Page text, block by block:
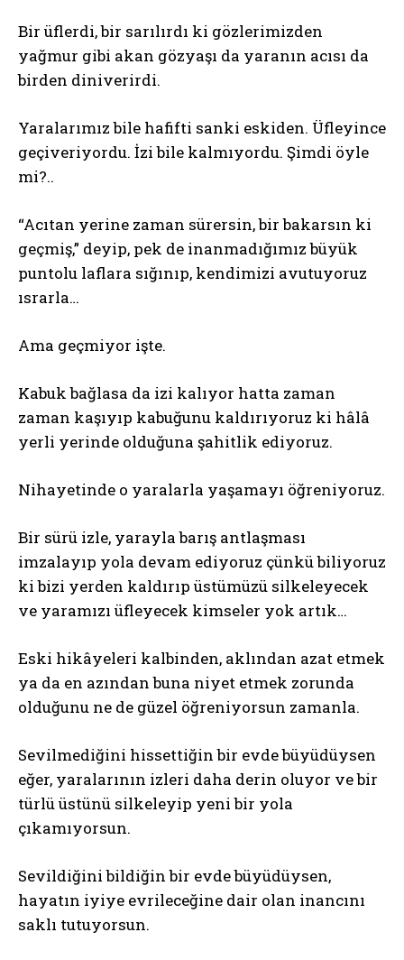
Bir üflerdi, bir sarılırdı ki gözlerimizden
yağmur gibi akan gözyaşı da yaranın acısı da
birden diniverirdi.
Yaralarımız bile hafifti sanki eskiden. Üfleyince
geçiveriyordu. İzi bile kalmıyordu. Şimdi öyle
mi?..
“Acıtan yerine zaman sürersin, bir bakarsın ki
geçmiş,” deyip, pek de inanmadığımız büyük
puntolu laflara sığınıp, kendimizi avutuyoruz
ısrarla…
Ama geçmiyor işte.
Kabuk bağlasa da izi kalıyor hatta zaman
zaman kaşıyıp kabuğunu kaldırıyoruz ki hâlâ
yerli yerinde olduğuna şahitlik ediyoruz.
Nihayetinde o yaralarla yaşamayı öğreniyoruz.
Bir sürü izle, yarayla barış antlaşması
imzalayıp yola devam ediyoruz çünkü biliyoruz
ki bizi yerden kaldırıp üstümüzü silkeleyecek
ve yaramızı üfleyecek kimseler yok artık…
Eski hikâyeleri kalbinden, aklından azat etmek
ya da en azından buna niyet etmek zorunda
olduğunu ne de güzel öğreniyorsun zamanla.
Sevilmediğini hissettiğin bir evde büyüdüysen
eğer, yaralarının izleri daha derin oluyor ve bir
türlü üstünü silkeleyip yeni bir yola
çıkamıyorsun.
Sevildiğini bildiğin bir evde büyüdüysen,
hayatın iyiye evrileceğine dair olan inancını
saklı tutuyorsun.